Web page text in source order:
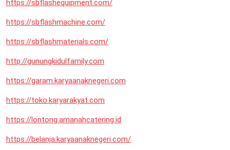
https://sbflashequipment.com/
https://sbflashmachine.com/
https://sbflashmaterials.com/
http://gunungkidulfamily.com
https://garam.karyaanaknegeri.com
https://toko.karyarakyat.com
https://lontong.amanahcatering.id
https://belanja.karyaanaknegeri.com/